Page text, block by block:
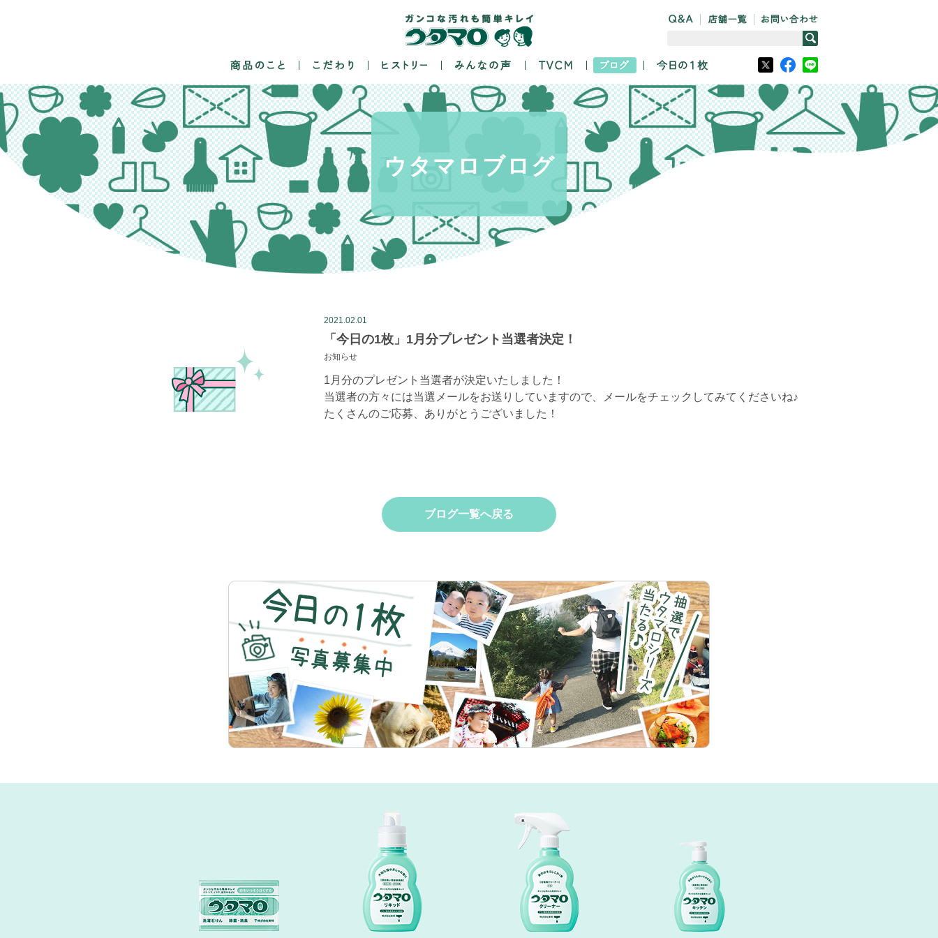
ウタマロ ブログ
2021.02.01
「今日の1枚」1月分プレゼント当選者決定！
お知らせ
1月分のプレゼント当選者が決定いたしました！
当選者の方々には当選メールをお送りしていますので、メールをチェックしてみてくださいね♪
たくさんのご応募、ありがとうございました！
ブログ一覧へ戻る